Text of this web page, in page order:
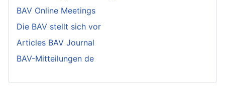
BAV Online Meetings
Die BAV stellt sich vor
Articles BAV Journal
BAV-Mitteilungen de